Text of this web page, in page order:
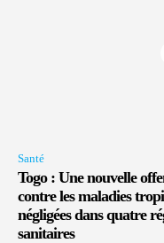
Santé
Togo : Une nouvelle
contre les maladies
négligées dans quatre
sanitaires